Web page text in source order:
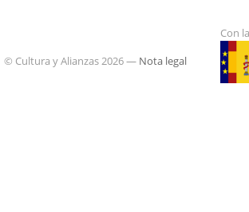
Con
© Cultura y Alianzas 2026 — Nota legal